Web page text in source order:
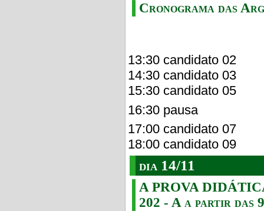
Cronograma das
13:30 candidato 02
14:30 candidato 03
15:30 candidato 05
16:30 pausa
17:00 candidato 07
18:00 candidato 09
dia 14/11
A PROVA
202 - A a partir das